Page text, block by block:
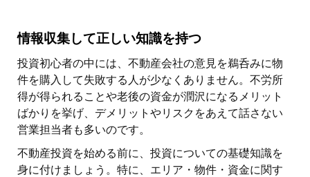
情報収集して正しい知識を持つ
投資初心者の中には、不動産会社の意見を鵜呑みに物
件を購入して失敗する人が少なくありません。不労所
得が得られることや老後の資金が潤沢になるメリット
ばかりを挙げ、デメリットやリスクをあえて話さない
営業担当者も多いのです。
不動産投資を始める前に、投資についての基礎知識を
身に付けましょう。特に、エリア・物件・資金に関す